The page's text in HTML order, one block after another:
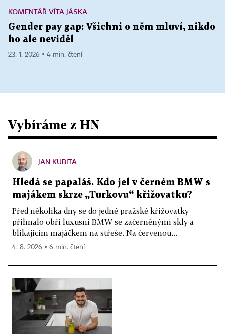
KOMENTÁŘ VÍTA JÁSKA
Gender pay gap: Všichni o něm mluví, nikdo
ho ale neviděl
23. 1. 2026 ▪ 4 min. čtení
Vybíráme z HN
JAN KUBITA
Hledá se papaláš. Kdo jel v černém BMW s
majákem skrze „Turkovu“ křižovatku?
Před několika dny se do jedné pražské křižovatky
přihnalo obří luxusní BMW se začerněnými skly a
blikajícím majáčkem na střeše. Na červenou...
4. 8. 2026 ▪ 6 min. čtení